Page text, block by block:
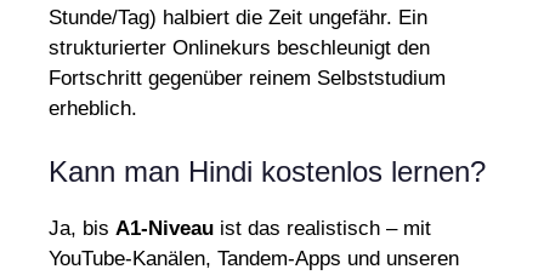
Stunde/Tag) halbiert die Zeit ungefähr. Ein
strukturierter Onlinekurs beschleunigt den
Fortschritt gegenüber reinem Selbststudium
erheblich.
Kann man Hindi kostenlos lernen?
Ja, bis A1-Niveau ist das realistisch – mit
YouTube-Kanälen, Tandem-Apps und unseren